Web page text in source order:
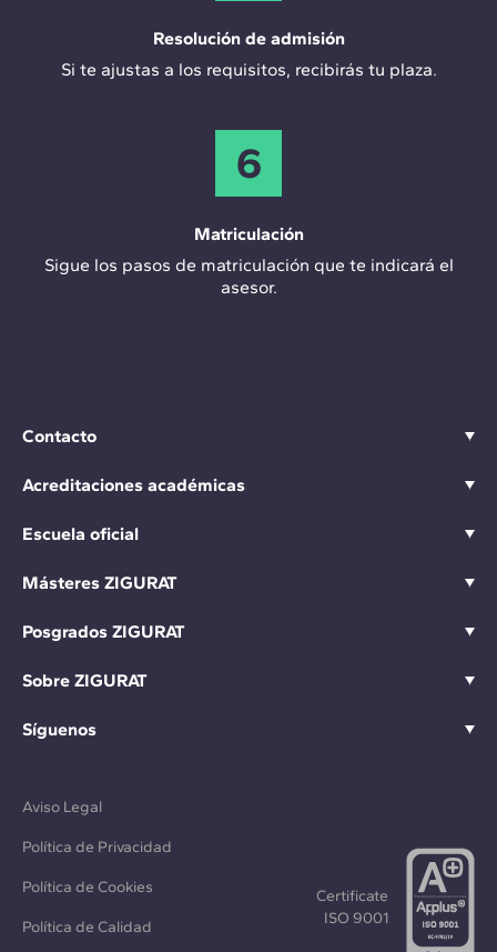
Resolución de admisión
Si te ajustas a los requisitos, recibirás tu plaza.
6
Matriculación
Sigue los pasos de matriculación que te indicará el
asesor.
Contacto
Acreditaciones académicas
Escuela oficial
Másteres ZIGURAT
Posgrados ZIGURAT
Sobre ZIGURAT
Síguenos
Aviso Legal
Política de Privacidad
Política de Cookies
Política de Calidad
Certificate
ISO 9001